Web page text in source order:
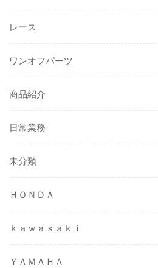
レース
ワンオフパーツ
商品紹介
日常業務
未分類
ＨＯＮＤＡ
ｋａｗａｓａｋｉ
ＹＡＭＡＨＡ